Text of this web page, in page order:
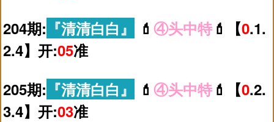
204期: 『清清白白』 💄 ④头中特💄【0.1.
2.4】开:05准
205期: 『清清白白』 💄 ④头中特💄【0.2.
3.4】开:03准